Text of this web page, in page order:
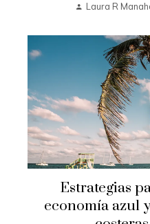
Laura R
Estrategias
economía azul